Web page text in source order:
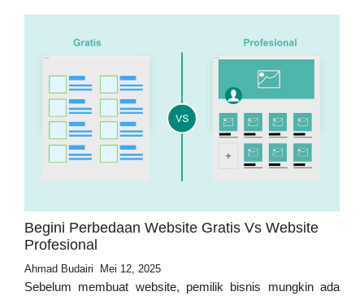
Begini Perbedaan Website Gratis Vs Website
Profesional
Ahmad Budairi Mei 12, 2025
Sebelum membuat website, pemilik bisnis mungkin ada